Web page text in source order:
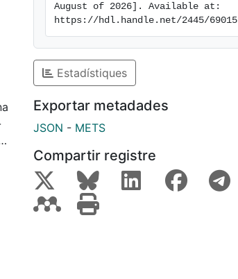
August of 2026]. Available at:
https://hdl.handle.net/2445/69015
Estadístiques
Exportar metadades
JSON - METS
Compartir registre